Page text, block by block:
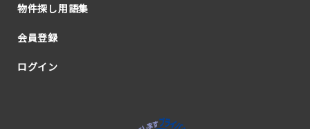
物件探し用語集
会員登録
ログイン